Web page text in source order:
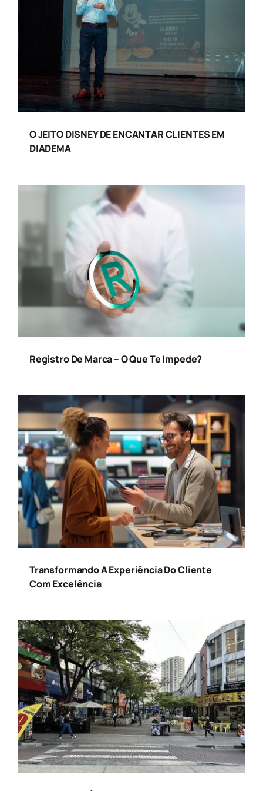
O JEITO DISNEY DE ENCANTAR CLIENTES EM
DIADEMA
Registro De Marca – O Que Te Impede?
Transformando A Experiência Do Cliente
Com Excelência